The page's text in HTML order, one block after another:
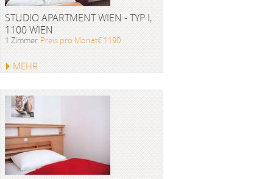
STUDIO APARTMENT WIEN - TYP I,
1100 WIEN
1 Zimmer Preis pro Monat€ 1190
MEHR